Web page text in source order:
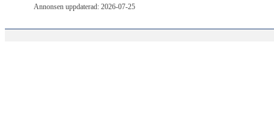
Annonsen uppdaterad: 2026-07-25